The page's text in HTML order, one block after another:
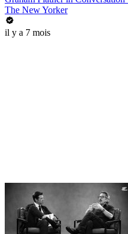
The New Yorker
il y a 7 mois